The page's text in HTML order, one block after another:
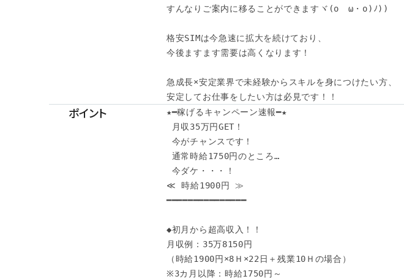
すんなりご案内に移ることができますヾ(oゝω・o)ﾉ))
格安SIMは今急速に拡大を続けており、
今後ますます需要は高くなります！
急成長×安定業界で未経験からスキルを身につけたい方、
安定してお仕事をしたい方は必見です！！
ポイント
★━稼げるキャンペーン速報━★
月収35万円GET！
今がチャンスです！
通常時給1750円のところ…
今ダケ・・・！
≪ 時給1900円 ≫
━━━━━━━━━━━━━━━
◆初月から超高収入！！
月収例：35万8150円
（時給1900円×8Ｈ×22日＋残業10Ｈの場合）
※3カ月以降：時給1750円～